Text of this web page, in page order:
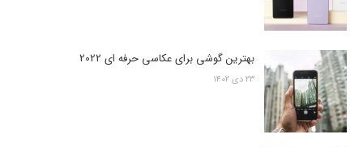
بهترین گوشی برای عکاسی حرفه ای 2022
۲۳ دی ۱۴۰۲